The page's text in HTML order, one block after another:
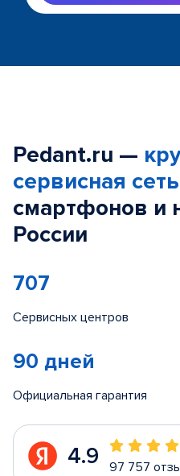
Pedant.ru —
сервисная сеть
смартфонов и
России
707
Сервисных центров
90 дней
Официальная гарантия
4.9 97 757